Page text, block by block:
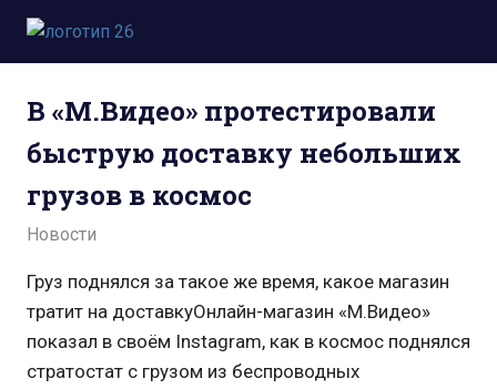
Пропустить
перейти
содержимому
космосе.
фото,
юмор,
база
В «М.Видео» протестировали
быструю доставку небольших
грузов в космос
02.09.2021
admin
Новости
Груз поднялся за такое же время, какое магазин
тратит на доставкуОнлайн-магазин «М.Видео»
показал в своём Instagram, как в космос поднялся
стратостат с грузом из беспроводных